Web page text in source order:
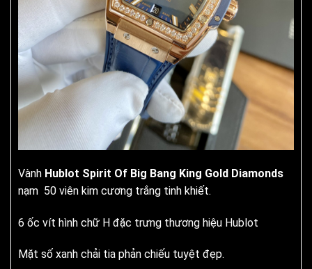
Vành Hublot Spirit Of Big Bang King Gold Diamonds
nạm 50 viên kim cương trắng tinh khiết.
6 ốc vít hình chữ H đặc trưng thương hiệu Hublot
Mặt số xanh chải tia phản chiếu tuyệt đẹp.